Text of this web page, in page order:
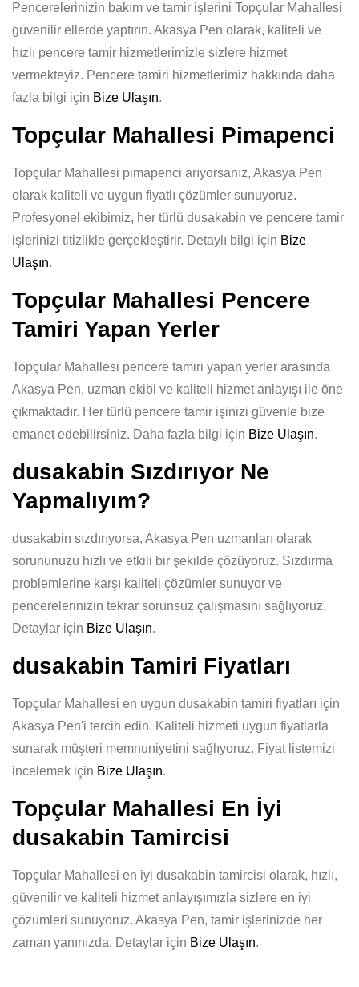
Pencerelerinizin bakım ve tamir işlerini Topçular Mahallesi
güvenilir ellerde yaptırın. Akasya Pen olarak, kaliteli ve
hızlı pencere tamir hizmetlerimizle sizlere hizmet
vermekteyiz. Pencere tamiri hizmetlerimiz hakkında daha
fazla bilgi için Bize Ulaşın.
Topçular Mahallesi Pimapenci
Topçular Mahallesi pimapenci arıyorsanız, Akasya Pen
olarak kaliteli ve uygun fiyatlı çözümler sunuyoruz.
Profesyonel ekibimiz, her türlü dusakabin ve pencere tamir
işlerinizi titizlikle gerçekleştirir. Detaylı bilgi için Bize
Ulaşın.
Topçular Mahallesi Pencere
Tamiri Yapan Yerler
Topçular Mahallesi pencere tamiri yapan yerler arasında
Akasya Pen, uzman ekibi ve kaliteli hizmet anlayışı ile öne
çıkmaktadır. Her türlü pencere tamir işinizi güvenle bize
emanet edebilirsiniz. Daha fazla bilgi için Bize Ulaşın.
dusakabin Sızdırıyor Ne
Yapmalıyım?
dusakabin sızdırıyorsa, Akasya Pen uzmanları olarak
sorununuzu hızlı ve etkili bir şekilde çözüyoruz. Sızdırma
problemlerine karşı kaliteli çözümler sunuyor ve
pencerelerinizin tekrar sorunsuz çalışmasını sağlıyoruz.
Detaylar için Bize Ulaşın.
dusakabin Tamiri Fiyatları
Topçular Mahallesi en uygun dusakabin tamiri fiyatları için
Akasya Pen'i tercih edin. Kaliteli hizmeti uygun fiyatlarla
sunarak müşteri memnuniyetini sağlıyoruz. Fiyat listemizi
incelemek için Bize Ulaşın.
Topçular Mahallesi En İyi
dusakabin Tamircisi
Topçular Mahallesi en iyi dusakabin tamircisi olarak, hızlı,
güvenilir ve kaliteli hizmet anlayışımızla sizlere en iyi
çözümleri sunuyoruz. Akasya Pen, tamir işlerinizde her
zaman yanınızda. Detaylar için Bize Ulaşın.